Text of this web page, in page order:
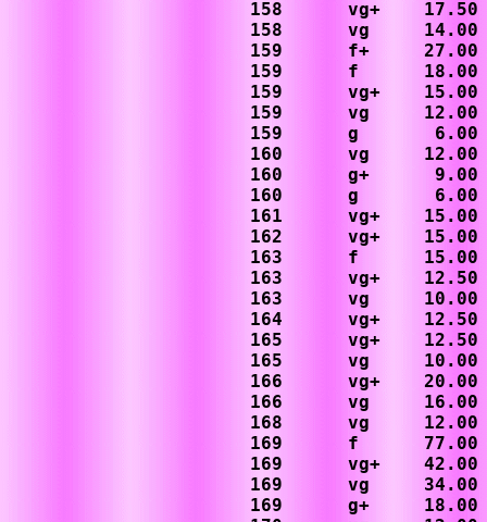
158      vg+    17.50
158      vg     14.00
159      f+     27.00
159      f      18.00
159      vg+    15.00
159      vg     12.00
159      g       6.00
160      vg     12.00
160      g+      9.00
160      g       6.00
161      vg+    15.00
162      vg+    15.00
163      f      15.00
163      vg+    12.50
163      vg     10.00
164      vg+    12.50
165      vg+    12.50
165      vg     10.00
166      vg+    20.00
166      vg     16.00
168      vg     12.00
169      f      77.00
169      vg+    42.00
169      vg     34.00
169      g+     18.00